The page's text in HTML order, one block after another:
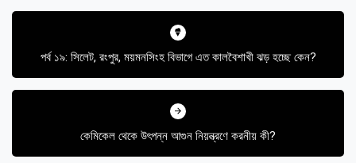
Post
পর্ব ১৯: সিলেট, রংপুর, ময়মনসিংহ বিভাগে এত কালবৈশাখী ঝড় হচ্ছে কেন?
কেমিকেল থেকে উৎপন্ন আগুন নিয়ন্ত্রণে করনীয় কী?